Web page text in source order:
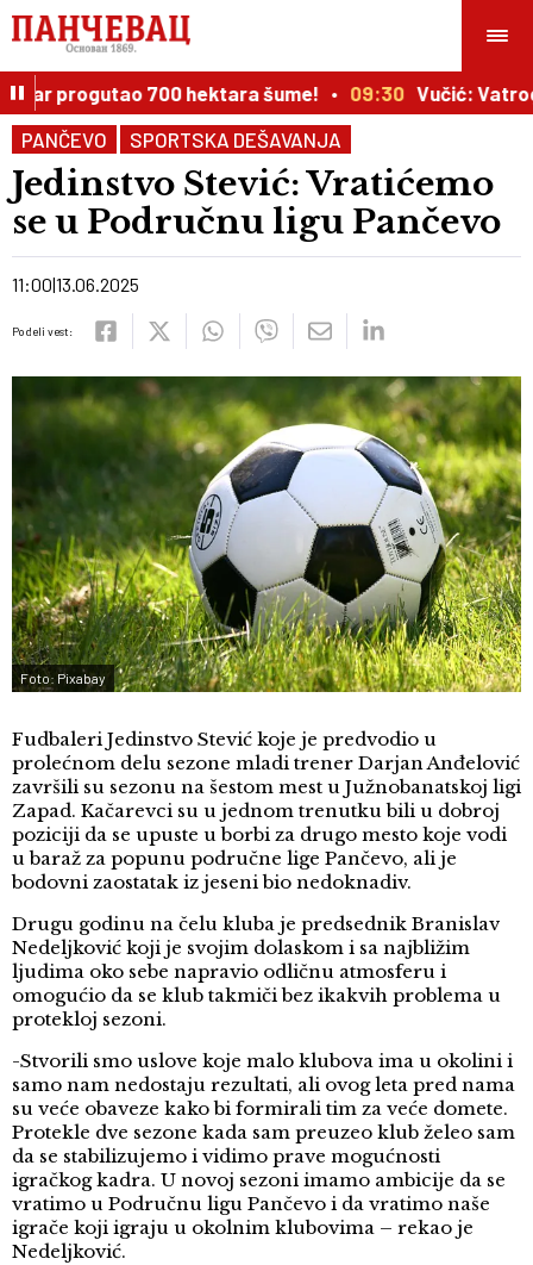
progutao 700 hektara šume! 09:30 Vučić:
PANČEVO
SPORTSKA DEŠAVANJA
Jedinstvo Stević: Vratićemo
se u Područnu ligu Pančevo
11:00 13.06.2025
Podeli vest:
Foto: Pixabay
Fudbaleri Jedinstvo Stević koje je predvodio u
prolećnom delu sezone mladi trener Darjan Anđelović
završili su sezonu na šestom mest u Južnobanatskoj ligi
Zapad. Kačarevci su u jednom trenutku bili u dobroj
poziciji da se upuste u borbi za drugo mesto koje vodi
u baraž za popunu područne lige Pančevo, ali je
bodovni zaostatak iz jeseni bio nedoknadiv.
Drugu godinu na čelu kluba je predsednik Branislav
Nedeljković koji je svojim dolaskom i sa najbližim
ljudima oko sebe napravio odličnu atmosferu i
omogućio da se klub takmiči bez ikakvih problema u
protekloj sezoni.
-Stvorili smo uslove koje malo klubova ima u okolini i
samo nam nedostaju rezultati, ali ovog leta pred nama
su veće obaveze kako bi formirali tim za veće domete.
Protekle dve sezone kada sam preuzeo klub želeo sam
da se stabilizujemo i vidimo prave mogućnosti
igračkog kadra. U novoj sezoni imamo ambicije da se
vratimo u Područnu ligu Pančevo i da vratimo naše
igrače koji igraju u okolnim klubovima – rekao je
Nedeljković.